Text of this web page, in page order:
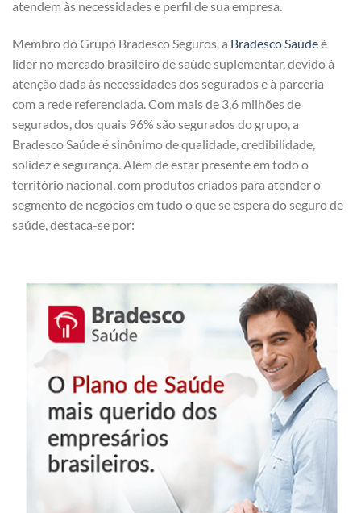
atendem às necessidades e perfil de sua empresa.
Membro do Grupo Bradesco Seguros, a Bradesco Saúdeé
líder no mercado brasileiro de saúde suplementar, devido à
atenção dada às necessidades dos segurados e à parceria
com a rede referenciada. Com mais de 3,6 milhões de
segurados, dos quais 96% são segurados do grupo, a
Bradesco Saúde é sinônimo de qualidade, credibilidade,
solidez e segurança. Além de estar presente em todo o
território nacional, com produtos criados para atender o
segmento de negócios em tudo o que se espera do seguro de
saúde, destaca-se por: